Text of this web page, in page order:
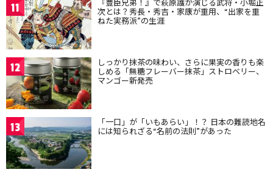
11 次とは？秀長・秀吉・家康が重用、“出家を重
ねた実務派”の生涯
12 しっかり抹茶の味わい、さらに果実の香りも楽
しめる「無糖フレーバー抹茶」ストロベリー、
マンゴー新発売
13 「一口」が「いもあらい」！？ 日本の難読地名
には知られざる“名前の法則”があった